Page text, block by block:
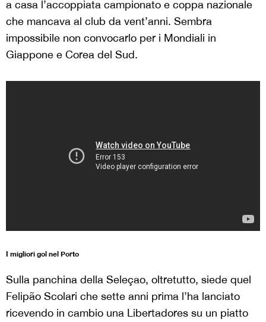
a casa l’accoppiata campionato e coppa nazionale
che mancava al club da vent’anni. Sembra
impossibile non convocarlo per i Mondiali in
Giappone e Corea del Sud.
I migliori gol nel Porto
Sulla panchina della Seleçao, oltretutto, siede quel
Felipão Scolari che sette anni prima l’ha lanciato
ricevendo in cambio una Libertadores su un piatto